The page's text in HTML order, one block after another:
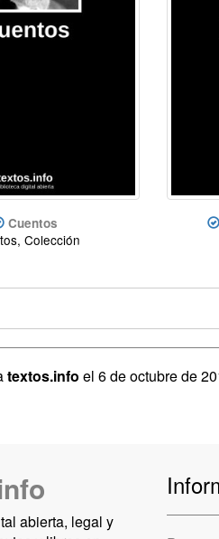
Cuentos
Colección
textos.info el 6 de octubre de
abierta, legal y